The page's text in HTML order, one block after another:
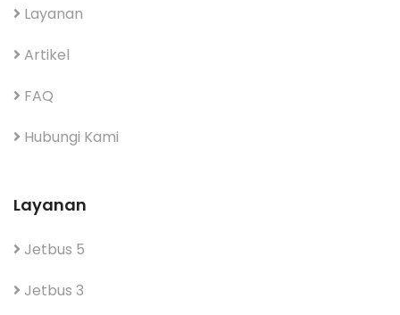
Layanan
Artikel
FAQ
Hubungi Kami
Layanan
Jetbus 5
Jetbus 3